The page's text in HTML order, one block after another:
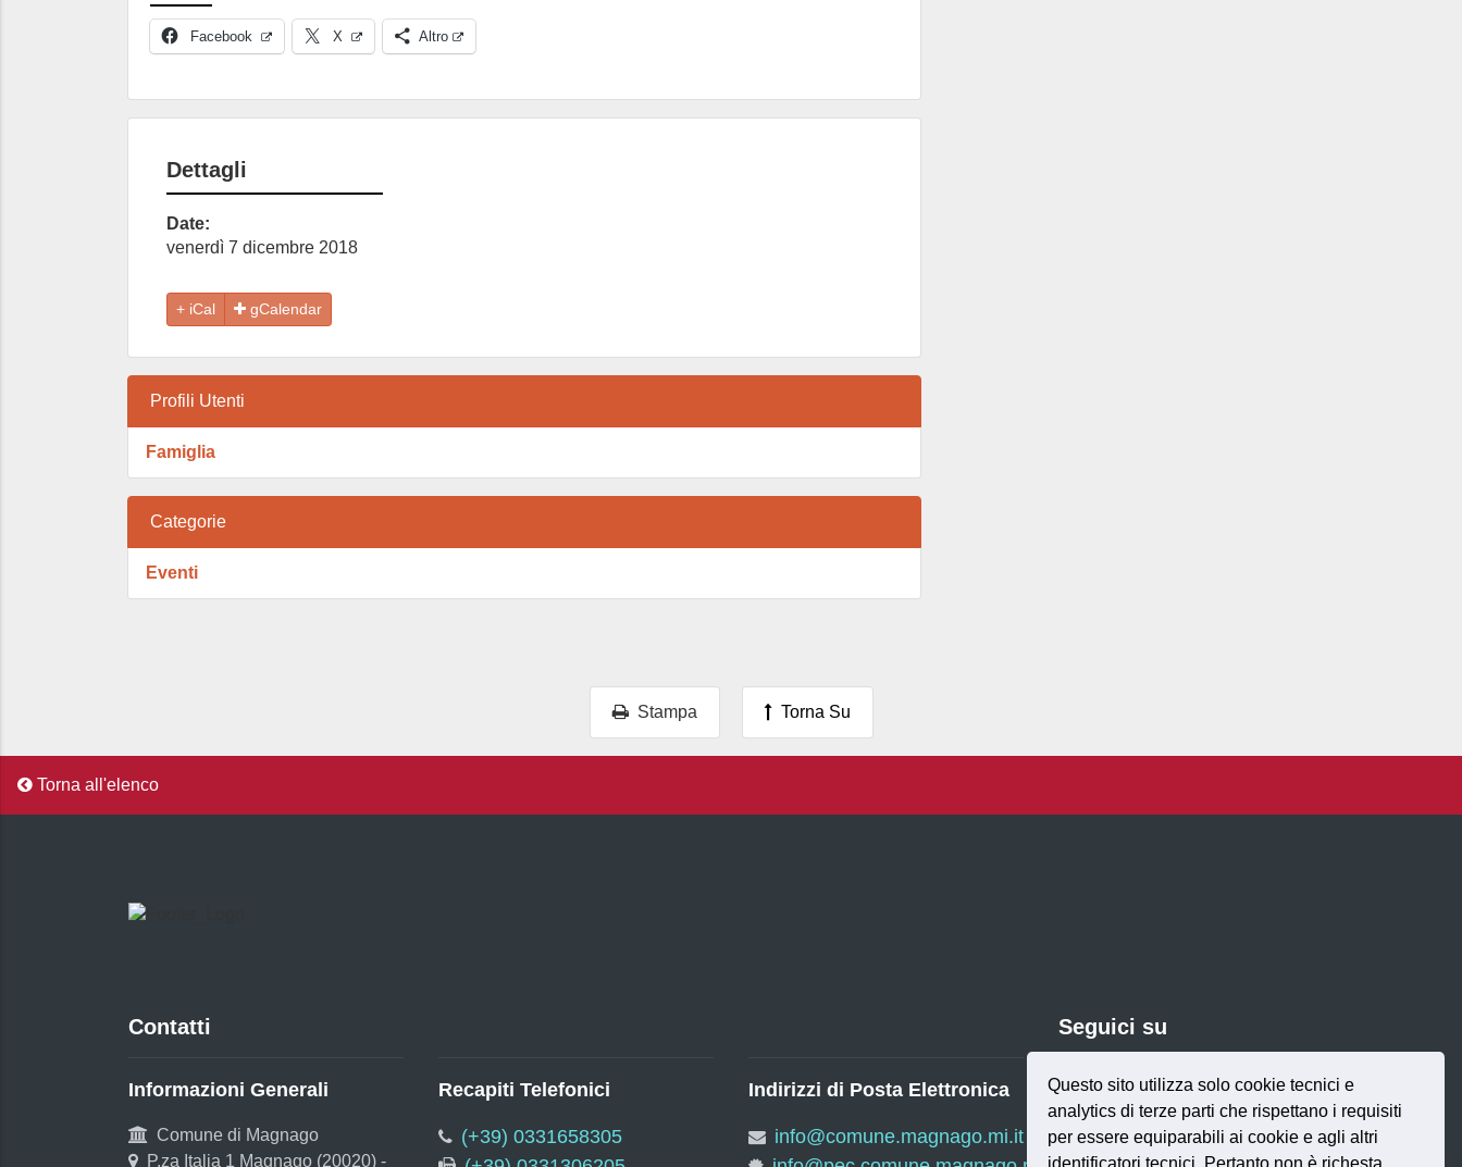
Questo sito utilizza solo cookie tecnici e
analytics di terze parti che rispettano i requisiti
per essere equiparabili ai cookie e agli altri
identificatori tecnici. Pertanto non è richesta
Facebook X Altro
Dettagli
Date:
venerdì 7 dicembre 2018
gCalendar
Profili Utenti
Famiglia
Categorie
Eventi
Stampa Torna Su
Torna all'elenco
Contatti
Informazioni Generali
Comune di Magnago
P.za Italia 1 Magnago (20020) -
Recapiti Telefonici
(+39) 0331658305
Indirizzi di Posta Elettronica
info@comune.magnago.mi.it
Seguici su
TwitterRSS